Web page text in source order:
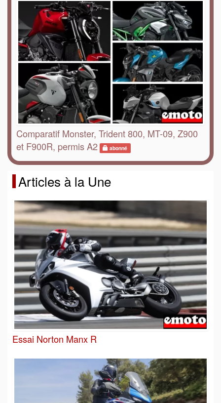
Comparatif Monster, Trident 800, MT-09, Z900
et F900R, permis A2
abonné
Articles à la Une
Essai Norton Manx R